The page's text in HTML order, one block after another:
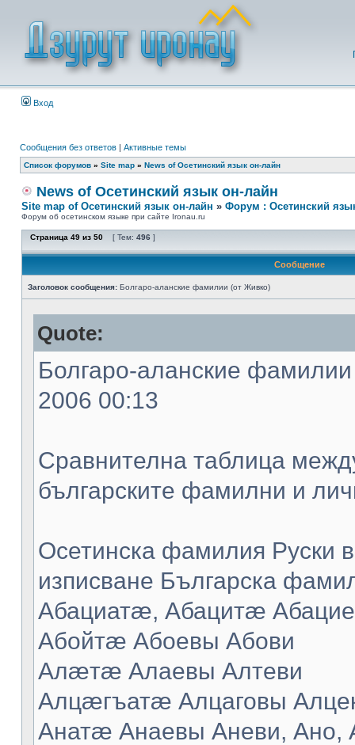
Вход
Сообщения без ответов | Активные темы
Список форумов » Site map » News of Осетинский язык он-лайн
News of Осетинский язык он-лайн
Site map of Осетинский язык он-лайн » Форум : Осетинский
Форум об осетинском языке при сайте Ironau.ru
Страница 49 из 50 [ Тем: 496 ]
Сообщение
Заголовок сообщения: Болгаро-аланские фамилии (от Живко)
Quote:
Болгаро-аланские
2006 00:13
Сравнителна таблица
българските фамилни и
Осетинска фамилия Руски
изписване Българска
Абациатæ, Абацитæ
Абойтæ Абоевы Абови
Алæтæ Алаевы Алтеви
Алцæгъатæ Алцаговы
Анатæ Анаевы Аневи, Ано,